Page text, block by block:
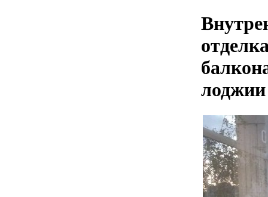
лоджии